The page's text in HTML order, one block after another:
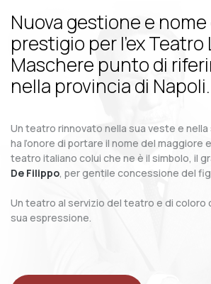
Nuova gestione e
prestigio per l’ex Teatro
Maschere punto di
nella provincia di Napoli.
Un teatro rinnovato nella sua veste e
ha l’onore di portare il nome del maggiore
teatro italiano colui che ne è il simbolo, il
De Filippo, per gentile concessione del
Un teatro al servizio del teatro e di coloro
sua espressione.